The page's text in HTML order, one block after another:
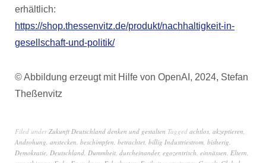
erhältlich:
https://shop.thessenvitz.de/produkt/nachhaltigkeit-in-
gesellschaft-und-politik/
© Abbildung erzeugt mit Hilfe von OpenAI, 2024, Stefan
Theßenvitz
Filed underZukunft Deutschland denken und gestalten Tagged achtlos, akzeptieren,
Androhung, anstecken, beschimpfen, betrachtet, billig Industriestrom, bisherig,
Demokratie, Deutschland, Dummheit, durcheinander, egozentrisch, einnässen, Eltern,